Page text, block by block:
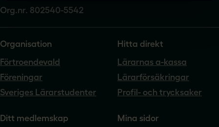
Org.nr. 802540-5542
Organisation
Förtroendevald
Föreningar
Sveriges Lärarstudenter
Hitta direkt
Lärarnas a-kassa
Lärarförsäkringar
Profil- och trycksaker
Ditt medlemskap Mina sidor